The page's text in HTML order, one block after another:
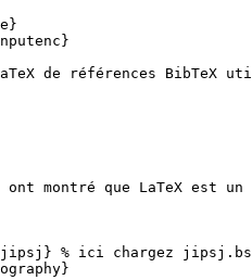
}
}
LaTeX de références
ont montré que LaTeX est
% ici chargez